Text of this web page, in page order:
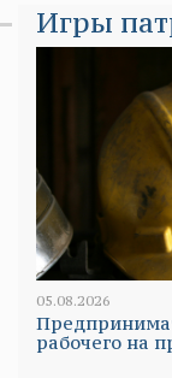
Игры
05.08.2026
рабочего на